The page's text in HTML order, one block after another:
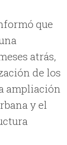
que
atrás,
de los
ampliación
y el